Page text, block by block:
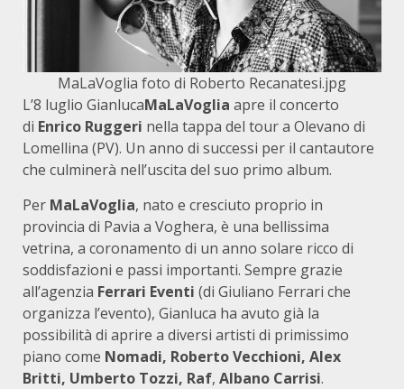
MaLaVoglia foto di Roberto Recanatesi.jpg
L’8 luglio GianlucaMaLaVoglia apre il concerto
di Enrico Ruggeri nella tappa del tour a Olevano di
Lomellina (PV). Un anno di successi per il cantautore
che culminerà nell’uscita del suo primo album.
Per MaLaVoglia, nato e cresciuto proprio in
provincia di Pavia a Voghera, è una bellissima
vetrina, a coronamento di un anno solare ricco di
soddisfazioni e passi importanti. Sempre grazie
all’agenzia Ferrari Eventi (di Giuliano Ferrari che
organizza l’evento), Gianluca ha avuto già la
possibilità di aprire a diversi artisti di primissimo
piano come Nomadi, Roberto Vecchioni, Alex
Britti, Umberto Tozzi, Raf, Albano Carrisi.